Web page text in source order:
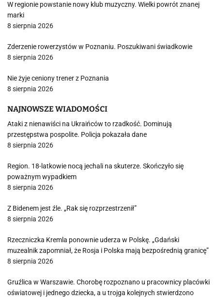
W regionie powstanie nowy klub muzyczny. Wielki powrót znanej
marki
8 sierpnia 2026
Zderzenie rowerzystów w Poznaniu. Poszukiwani świadkowie
8 sierpnia 2026
Nie żyje ceniony trener z Poznania
8 sierpnia 2026
NAJNOWSZE WIADOMOŚCI
Ataki z nienawiści na Ukraińców to rzadkość. Dominują
przestępstwa pospolite. Policja pokazała dane
8 sierpnia 2026
Region. 18-latkowie nocą jechali na skuterze. Skończyło się
poważnym wypadkiem
8 sierpnia 2026
Z Bidenem jest źle. „Rak się rozprzestrzenił”
8 sierpnia 2026
Rzeczniczka Kremla ponownie uderza w Polskę. „Gdański
muzealnik zapomniał, że Rosja i Polska mają bezpośrednią granicę”
8 sierpnia 2026
Gruźlica w Warszawie. Chorobę rozpoznano u pracownicy placówki
oświatowej i jednego dziecka, a u trojga kolejnych stwierdzono